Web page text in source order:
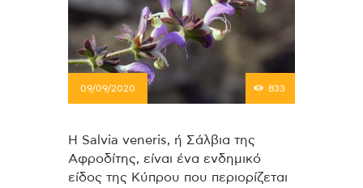
09/09/2020 833
Η Salvia veneris, ή Σάλβια της
Αφροδίτης, είναι ένα ενδημικό
είδος της Κύπρου που περιορίζεται